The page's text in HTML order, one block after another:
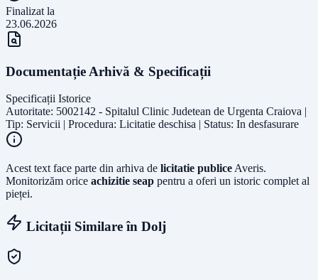
Finalizat la
23.06.2026
Documentație Arhivă & Specificații
Specificații Istorice
Autoritate: 5002142 - Spitalul Clinic Judetean de Urgenta Craiova |
Tip: Servicii | Procedura: Licitatie deschisa | Status: In desfasurare
Acest text face parte din arhiva de licitatie publice Averis.
Monitorizăm orice achizitie seap pentru a oferi un istoric complet al
pieței.
Licitații Similare în Dolj